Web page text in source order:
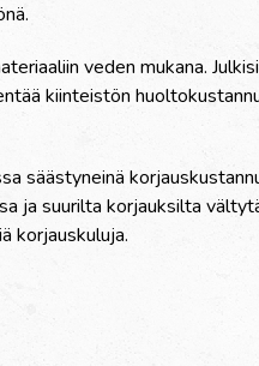
veden mukana.
kiinteistön
säästyneinä
ja suurilta korjauksilta
korjauskuluja.